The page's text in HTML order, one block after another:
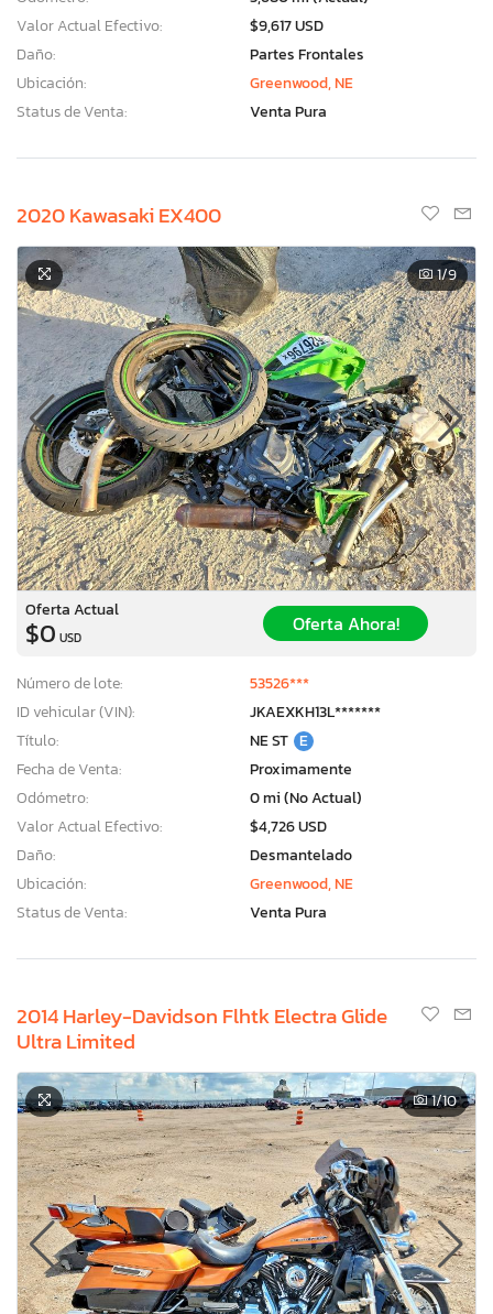
Valor Actual Efectivo:
$9,617 USD
Daño:
Partes Frontales
Ubicación:
Greenwood, NE
Status de Venta:
Venta Pura
2020 Kawasaki EX400
1/9
Oferta Actual
$0 USD
Oferta Ahora!
Número de lote:
53526***
ID vehicular (VIN):
JKAEXKH13L*******
Título:
NE ST E
Fecha de Venta:
Proximamente
Odómetro:
0 mi (No Actual)
Valor Actual Efectivo:
$4,726 USD
Daño:
Desmantelado
Ubicación:
Greenwood, NE
Status de Venta:
Venta Pura
2014 Harley-Davidson Flhtk Electra Glide
Ultra Limited
1/10